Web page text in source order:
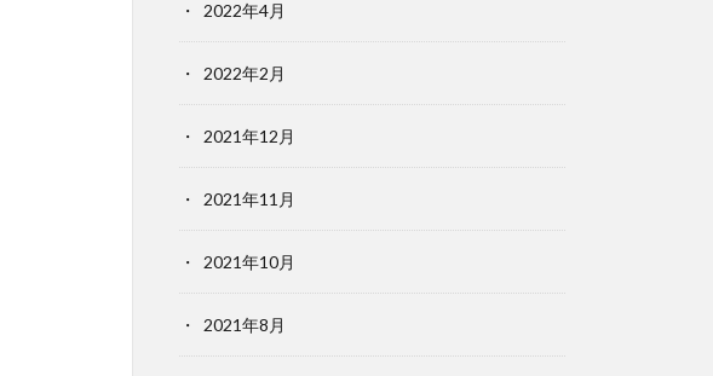
2022年4月
2022年2月
2021年12月
2021年11月
2021年10月
2021年8月